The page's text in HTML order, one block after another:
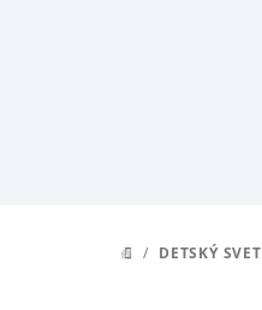
DOMOV
/ DETSKÝ SVET